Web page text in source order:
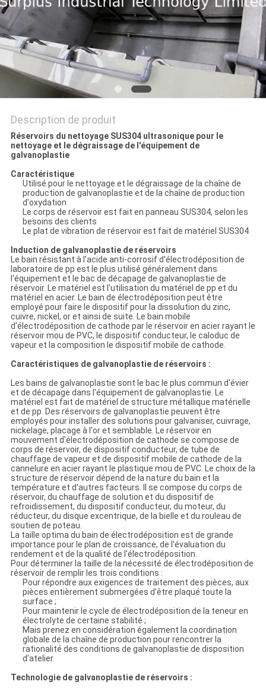
PRIVACY
POLICY
Description de produit
Réservoirs du nettoyage SUS304 ultrasonique pour le
nettoyage et le dégraissage de l'équipement de
galvanoplastie
Caractéristique
Utilisé pour le nettoyage et le dégraissage de la chaîne de
production de galvanoplastie et de la chaîne de production
d'oxydation
Le corps de réservoir est fait en panneau SUS304, selon les
besoins des clients
Le plat de vibration de réservoir est fait de matériel SUS304
Induction de galvanoplastie de réservoirs
Le bain résistant à l'acide anti-corrosif d'électrodéposition de
laboratoire de pp est le plus utilisé généralement dans
l'équipement et le bac de décapage de galvanoplastie de
réservoir. Le matériel est l'utilisation du matériel de pp et du
matériel en acier. Le bain de électrodéposition peut être
employé pour faire le dispositif pour la dissolution du zinc,
cuivre, nickel, or et ainsi de suite. Le bain mobile
d'électrodéposition de cathode par le réservoir en acier rayant le
réservoir mou de PVC, le dispositif conducteur, le caloduc de
vapeur et la composition le dispositif mobile de cathode.
Caractéristiques de galvanoplastie de réservoirs :
Les bains de galvanoplastie sont le bac le plus commun d'évier
et de décapage dans l'équipement de galvanoplastie. Le
matériel est fait de matériel de structure métallique matérielle
et de pp. Des réservoirs de galvanoplastie peuvent être
employés pour installer des solutions pour galvaniser, cuivrage,
nickelage, placage à l'or et semblable. Le réservoir en
mouvement d'électrodéposition de cathode se compose de
corps de réservoir, de dispositif conducteur, de tube de
chauffage de vapeur et de dispositif mobile de cathode de la
cannelure en acier rayant le plastique mou de PVC. Le choix de la
structure de réservoir dépend de la nature du bain et la
température et d'autres facteurs. Il se compose du corps de
réservoir, du chauffage de solution et du dispositif de
refroidissement, du dispositif conducteur, du moteur, du
réducteur, du disque excentrique, de la bielle et du rouleau de
soutien de poteau.
La taille optima du bain de électrodéposition est de grande
importance pour le plan de croissance, de l'évaluation du
rendement et de la qualité de l'électrodéposition.
Pour déterminer la taille de la nécessité de électrodéposition de
réservoir de remplir les trois conditions :
Pour répondre aux exigences de traitement des pièces, aux
pièces entièrement submergées d'être plaqué toute la
surface ;
Pour maintenir le cycle de électrodéposition de la teneur en
électrolyte de certaine stabilité ;
Mais prenez en considération également la coordination
globale de la chaîne de production pour rencontrer la
rationalité des conditions de galvanoplastie de disposition
d'atelier.
Technologie de galvanoplastie de réservoirs :